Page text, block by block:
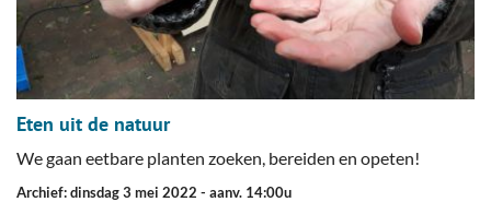
Eten uit de natuur
We gaan eetbare planten zoeken, bereiden en opeten!
Archief: dinsdag 3 mei 2022 - aanv. 14:00u